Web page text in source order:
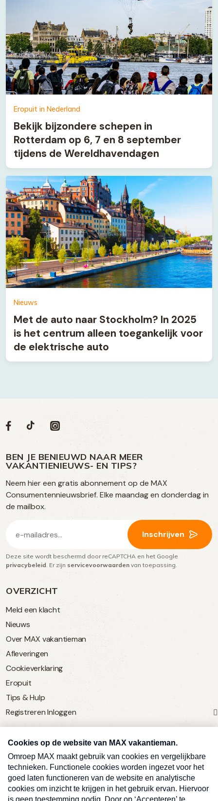
Eropuit in Nederland
Bekijk bijzondere schepen in
Rotterdam op 6, 7 en 8 september
tijdens de Wereldhavendagen
Nieuws
Met de auto naar Stockholm? In 2025
is het centrum alleen toegankelijk voor
de elektrische auto
OVERZICHT
Meld een klacht
Nieuws
Over MAX vakantieman
Afleveringen
Cookieverklaring
Eropuit
Tips & Hulp
Registreren Inloggen
SERVICE
Over Omroep MAX
MAX Vandaag
MAX Meldpunt
Volg
op
social
media
Social
Volg
op
Facebook
Volg
op
TikTok
Volg
op
Instagram
BEN JE BENIEUWD NAAR MEER
VAKANTIENIEUWS- EN TIPS?
Neem hier een gratis abonnement op de MAX
Consumentennieuwsbrief. Elke maandag en donderdag in
de mailbox.
mailadres
(Vereist)
Inschrijven
Deze site wordt beschermd door reCAPTCHA en het Google
privacybeleid . Er zijn servicevoorwaarden van toepassing.